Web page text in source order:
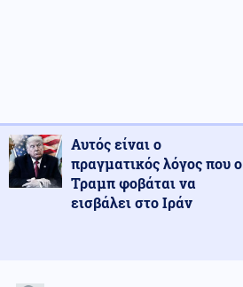
Αυτός είναι ο
πραγματικός λόγος που ο
Τραμπ φοβάται να
εισβάλει στο Ιράν